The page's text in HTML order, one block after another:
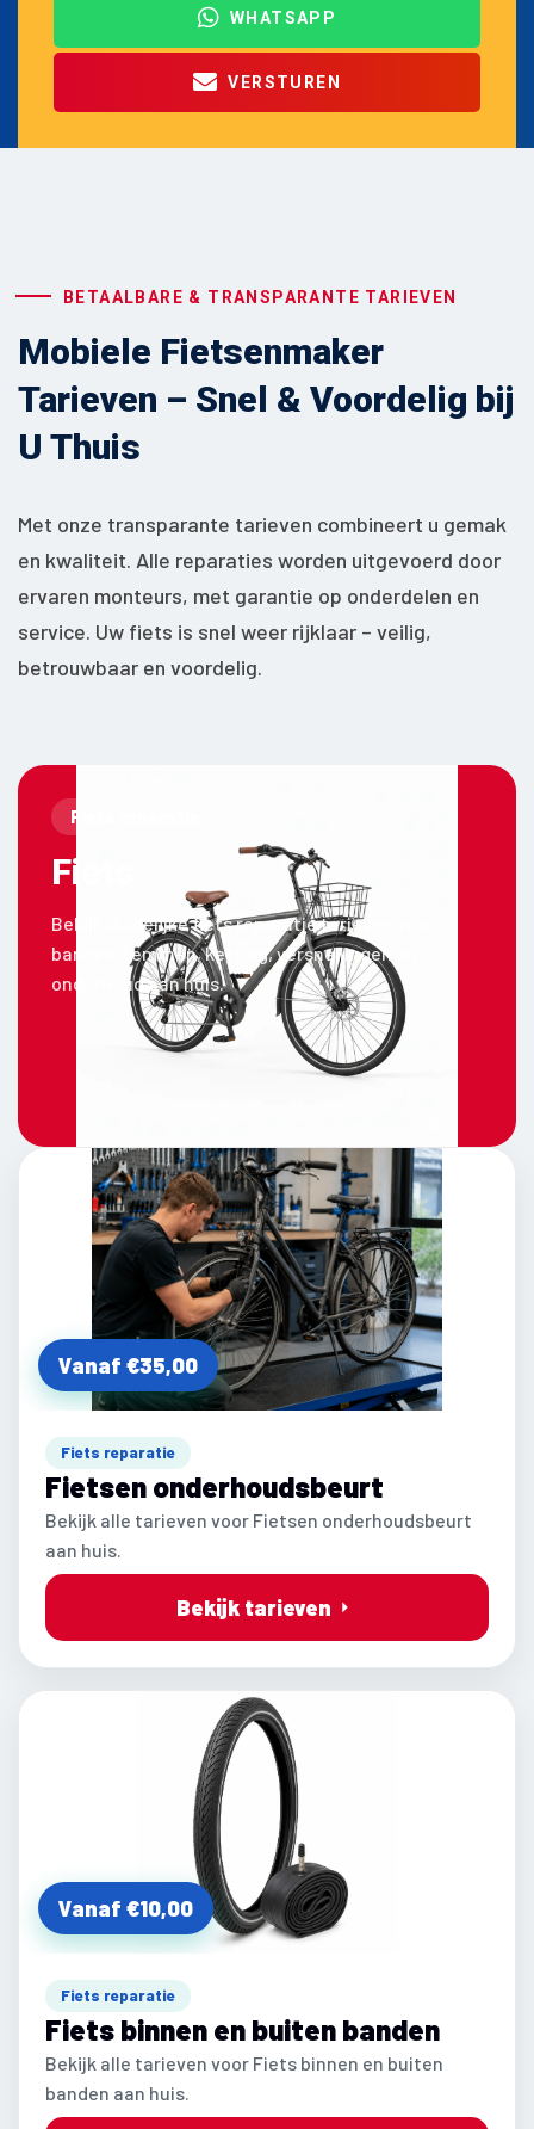
WHATSAPP
VERSTUREN
BETAALBARE & TRANSPARANTE TARIEVEN
Mobiele Fietsenmaker
Tarieven – Snel & Voordelig bij
U Thuis
Met onze transparante tarieven combineert u gemak
en kwaliteit. Alle reparaties worden uitgevoerd door
ervaren monteurs, met garantie op onderdelen en
service. Uw fiets is snel weer rijklaar – veilig,
betrouwbaar en voordelig.
Fiets reparatie
Fiets
Bekijk duidelijke fiets reparatie tarieven voor
banden, remmen, ketting, versnellingen en
onderhoud aan huis.
Vanaf €35,00
Fiets reparatie
Fietsen onderhoudsbeurt
Bekijk alle tarieven voor Fietsen onderhoudsbeurt
aan huis.
Bekijk tarieven
Vanaf €10,00
Fiets reparatie
Fiets binnen en buiten banden
Bekijk alle tarieven voor Fiets binnen en buiten
banden aan huis.